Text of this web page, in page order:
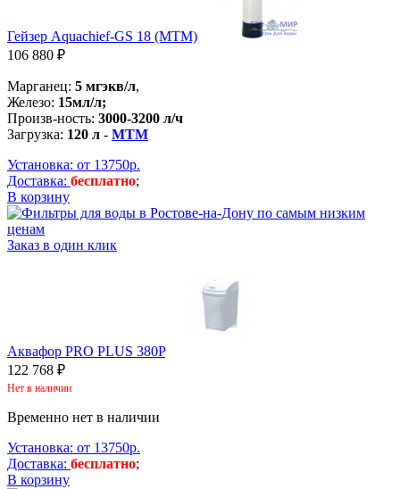
Гейзер Aquachief-GS 18 (MTM)
106 880 ₽
Марганец: 5 мгэкв/л,
Железо: 15мл/л;
Произв-ность: 3000-3200 л/ч
Загрузка: 120 л - MTM
Установка: от 13750р.
Доставка: бесплатно;
В корзину
Заказ в один клик
Аквафор PRO PLUS 380P
122 768 ₽
Нет в наличии
Временно нет в наличии
Установка: от 13750р.
Доставка: бесплатно;
В корзину